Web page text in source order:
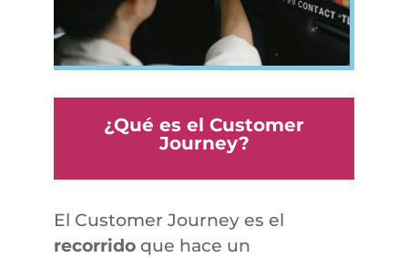
¿Qué es el Customer
Journey?
El Customer Journey es el
recorrido que hace un